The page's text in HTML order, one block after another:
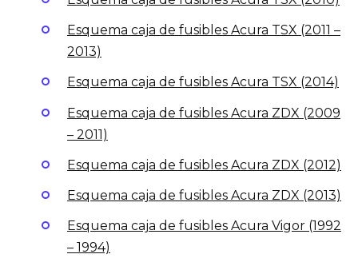
Esquema caja de fusibles Acura TSX (2011 –
2013)
Esquema caja de fusibles Acura TSX (2014)
Esquema caja de fusibles Acura ZDX (2009
– 2011)
Esquema caja de fusibles Acura ZDX (2012)
Esquema caja de fusibles Acura ZDX (2013)
Esquema caja de fusibles Acura Vigor (1992
– 1994)